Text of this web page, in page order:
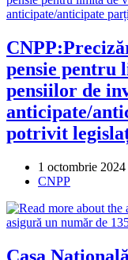
pensie pentru
pensiilor de
anticipate/
potrivit
Post
published:
1 octombrie 2024
Post
CNPP
Casa